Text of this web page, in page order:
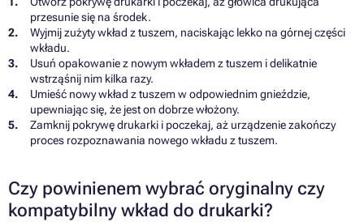
przesunie się na środek.
Wyjmij zużyty wkład z tuszem, naciskając lekko na górnej części
wkładu.
Usuń opakowanie z nowym wkładem z tuszem i delikatnie
wstrząśnij nim kilka razy.
Umieść nowy wkład z tuszem w odpowiednim gnieździe,
upewniając się, że jest on dobrze włożony.
Zamknij pokrywę drukarki i poczekaj, aż urządzenie zakończy
proces rozpoznawania nowego wkładu z tuszem.
Czy powinienem wybrać oryginalny czy
kompatybilny wkład do drukarki?